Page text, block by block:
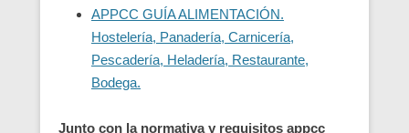
APPCC GUÍA ALIMENTACIÓN.
Hostelería, Panadería, Carnicería,
Pescadería, Heladería, Restaurante,
Bodega.
Junto con la normativa y requisitos appcc